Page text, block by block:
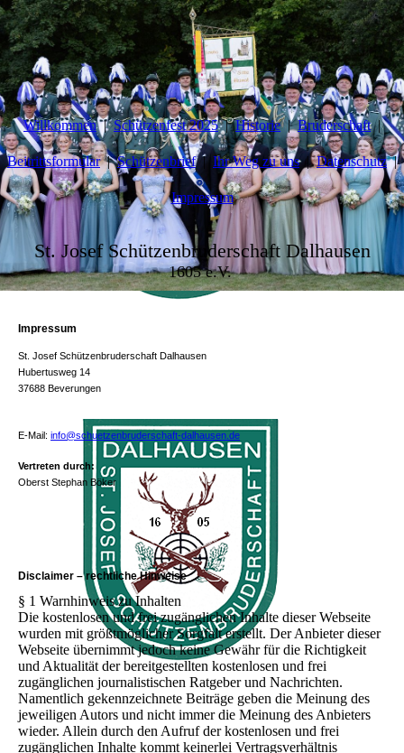
Willkommen Schützenfest 2025 Historie Bruderschaft
Beitrittsformular Schützenbrief Ihr Weg zu uns Datenschutz
Impressum
St. Josef Schützenbruderschaft Dalhausen
1605 e.V.
Impressum
St. Josef Schützenbruderschaft Dalhausen
Hubertusweg 14
37688 Beverungen
E-Mail: info@schuetzenbruderschaft-dalhausen.de
Vertreten durch:
Oberst Stephan Böker
Disclaimer – rechtliche Hinweise
§ 1 Warnhinweis zu Inhalten
Die kostenlosen und frei zugänglichen Inhalte dieser Webseite
wurden mit größtmöglicher Sorgfalt erstellt. Der Anbieter dieser
Webseite übernimmt jedoch keine Gewähr für die Richtigkeit
und Aktualität der bereitgestellten kostenlosen und frei
zugänglichen journalistischen Ratgeber und Nachrichten.
Namentlich gekennzeichnete Beiträge geben die Meinung des
jeweiligen Autors und nicht immer die Meinung des Anbieters
wieder. Allein durch den Aufruf der kostenlosen und frei
zugänglichen Inhalte kommt keinerlei Vertragsverhältnis